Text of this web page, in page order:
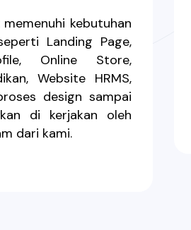
kebutuhan
Landing Page,
Online Store,
Website HRMS,
design sampai
di kerjakan oleh
dari kami.